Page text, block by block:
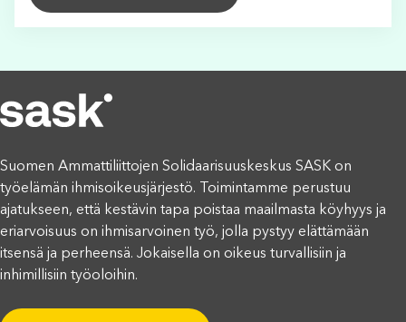
Suomen Ammattiliittojen Solidaarisuuskeskus SASK on
työelämän ihmisoikeusjärjestö. Toimintamme perustuu
ajatukseen, että kestävin tapa poistaa maailmasta köyhyys ja
eriarvoisuus on ihmisarvoinen työ, jolla pystyy elättämään
itsensä ja perheensä. Jokaisella on oikeus turvallisiin ja
inhimillisiin työoloihin.